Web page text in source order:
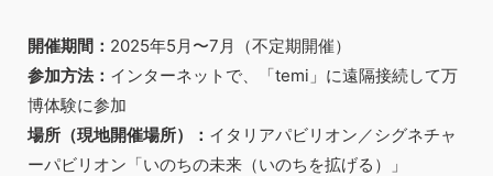
開催期間： 2025年5月〜7月（不定期開催）
参加方法： インターネットで、「temi 」に遠隔接続して万
博体験に参加
場所（現地開催場所）： イタリアパビリオン／シグネチャ
ーパビリオン「いのちの未来（いのちを拡げる）」